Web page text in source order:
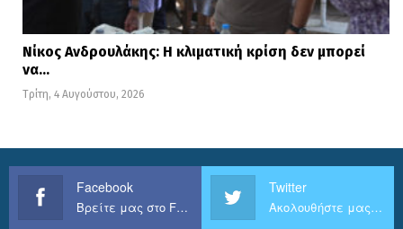
Νίκος Ανδρουλάκης: Η κλιματική κρίση δεν μπορεί
να…
Τρίτη, 4 Αυγούστου, 2026
Facebook
Βρείτε μας στο Facebook
Twitter
Ακολουθήστε μας στο Twitter